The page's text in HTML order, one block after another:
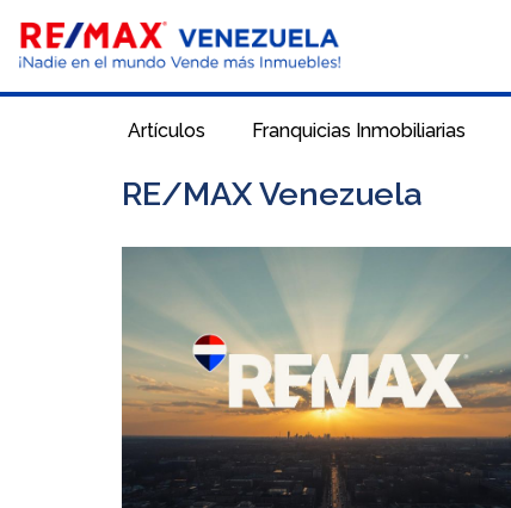
Saltar
al
Artículos Franquicias Inmobiliarias
RE/MAX Venezuela